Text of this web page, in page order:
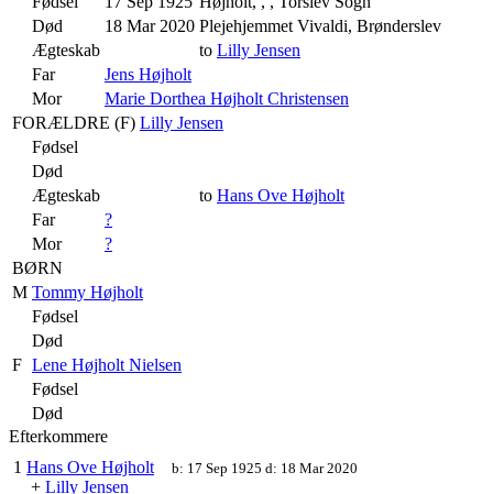
Død
18 Mar 2020 Plejehjemmet Vivaldi, Brønderslev
Ægteskab
to Lilly Jensen
Far
Jens Højholt
Mor
Marie Dorthea Højholt Christensen
FORÆLDRE (F) Lilly Jensen
Fødsel
Død
Ægteskab
to Hans Ove Højholt
Far
?
Mor
?
BØRN
M Tommy Højholt
Fødsel
Død
F Lene Højholt Nielsen
Fødsel
Død
Efterkommere
1 Hans Ove Højholt b: 17 Sep 1925 d: 18 Mar 2020
+ Lilly Jensen